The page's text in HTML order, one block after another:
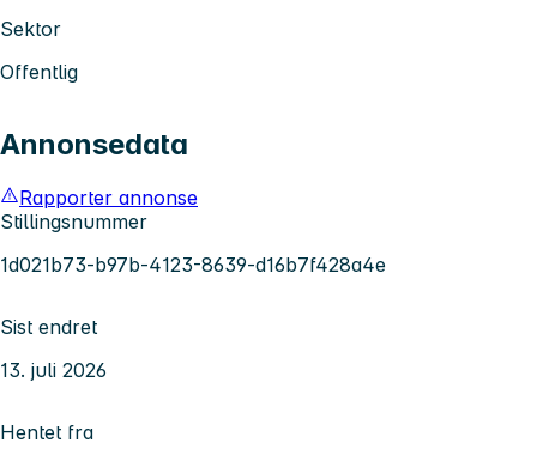
Sektor
Offentlig
Annonsedata
Rapporter annonse
Stillingsnummer
1d021b73-b97b-4123-8639-d16b7f428a4e
Sist endret
13. juli 2026
Hentet fra